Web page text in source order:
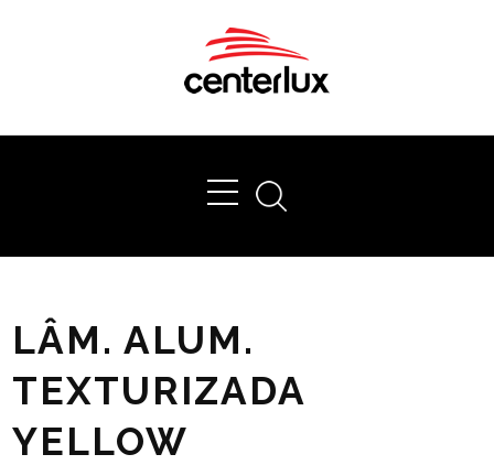
LÂM. ALUM.
TEXTURIZADA
YELLOW